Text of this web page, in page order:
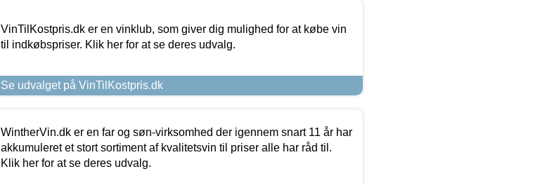
VinTilKostpris.dk er en vinklub, som giver dig mulighed for at købe vin
til indkøbspriser. Klik her for at se deres udvalg.
Se udvalget på VinTilKostpris.dk
WintherVin.dk er en far og søn-virksomhed der igennem snart 11 år har
akkumuleret et stort sortiment af kvalitetsvin til priser alle har råd til.
Klik her for at se deres udvalg.